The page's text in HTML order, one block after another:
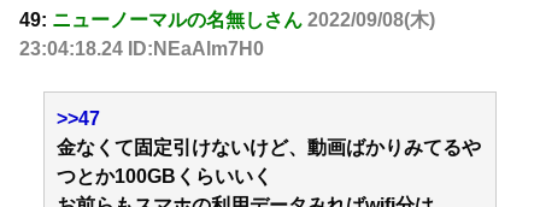
49: ニューノーマルの名無しさん 2022/09/08(木)
23:04:18.24 ID:NEaAlm7H0
>>47
金なくて固定引けないけど、動画ばかりみてるや
つとか100GBくらいいく